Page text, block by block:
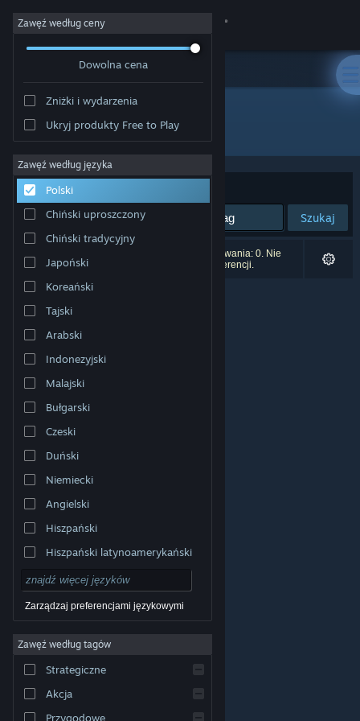
Zaloguj się
Społeczność
Informacje
Wsparcie
Zmień język
Pobierz aplikację mobilną Steam
Wersja przeglądarkowa
© Valve Corporation. Wszelkie prawa zastrzeżone.
właścicieli w Stanach Zjednoczonych i innych krajach.
dostępu
Umowa użytkownika Steam
pieniędzy |Ciasteczka
Zawęź według ceny
Dowolna cena
Zniżki i wydarzenia
Ukryj produkty Free to Play
Zawęź według języka
Polski
Chiński uproszczony
Chiński tradycyjny
Japoński
Koreański
Tajski
Arabski
Indonezyjski
Malajski
Bułgarski
Czeski
Duński
Niemiecki
Angielski
Hiszpański
Hiszpański latynoamerykański
Zarządzaj preferencjami językowymi
Zawęź według tagów
Strategiczne
Akcja
Przygodowe
Producent: SixpenceTech
Sortuj według:
Szukaj
Liczba wyników pasujących do twojego wyszukiwania: 0. Nie
uwzględniono 1 tytułu na podstawie twoich preferencji.